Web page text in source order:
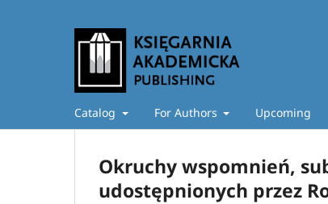
Catalog For Authors Upcoming
Okruchy wspomnień,
udostępnionych przez